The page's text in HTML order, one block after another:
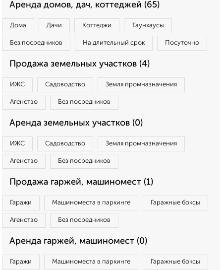
Аренда домов, дач, коттеджей (65)
Дома Дачи Коттеджи Таунхаусы
Без посредников На длительный срок Посуточно
Продажа земельных участков (4)
ИЖС Садоводство Земля промназначения
Агенство Без посредников
Аренда земельных участков (0)
ИЖС Садоводство Земля промназначения
Агенство Без посредников
Продажа гаржей, машиномест (1)
Гаражи Машиноместа в паркинге Гаражные боксы
Агенство Без посредников
Аренда гаржей, машиномест (0)
Гаражи Машиноместа в паркинге Гаражные боксы